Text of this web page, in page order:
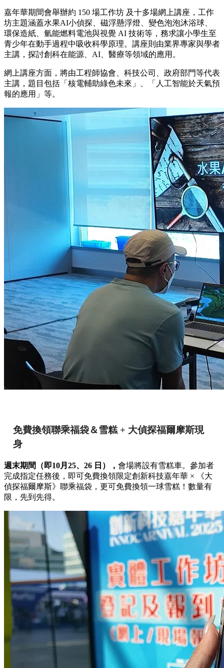
嘉年華期間會舉辦約 150 場工作坊 及十多場網上講座，工作
坊主題涵蓋水果AI小偵探、磁浮懸浮燈、變色泡泡沐浴球、
環保造紙、氫能燃料電池與視覺 AI 技術等，務求讓小學生至
青少年在動手過程中吸收科學原理。講座則由業界專家與學者
主講，探討創科在能源、 AI 、醫療等領域的應用。
網上講座方面，將由工程師協會、科技公司、政府部門等代表
主講，題目包括「核電輔助綠色未來」、「人工智能於天氣預
報的應用」等。
免費換領聯乘福袋＆雪糕 + 大偵探福爾摩斯現
身
週末期間（即10月 25、 26 日）， 會場將設有雪糕車。參加者
完成指定任務後，即可免費換領限定創新科技嘉年華 ×
《大
偵探福爾摩斯》聯乘福袋，更可免費換領一球雪糕！數量有
限，先到先得。